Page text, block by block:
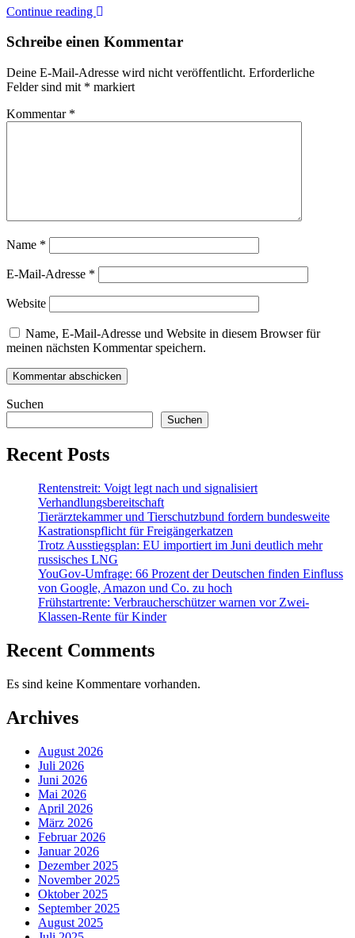
Continue reading
Schreibe einen Kommentar
Deine E-Mail-Adresse wird nicht veröffentlicht. Erforderliche
Felder sind mit * markiert
Kommentar *
Name *
E-Mail-Adresse *
Website
Name, E-Mail-Adresse und Website in diesem Browser für
meinen nächsten Kommentar speichern.
Suchen
Suchen
Recent Posts
Rentenstreit: Voigt legt nach und signalisiert
Verhandlungsbereitschaft
Tierärztekammer und Tierschutzbund fordern bundesweite
Kastrationspflicht für Freigängerkatzen
Trotz Ausstiegsplan: EU importiert im Juni deutlich mehr
russisches LNG
YouGov-Umfrage: 66 Prozent der Deutschen finden Einfluss
von Google, Amazon und Co. zu hoch
Frühstartrente: Verbraucherschützer warnen vor Zwei-
Klassen-Rente für Kinder
Recent Comments
Es sind keine Kommentare vorhanden.
Archives
August 2026
Juli 2026
Juni 2026
Mai 2026
April 2026
März 2026
Februar 2026
Januar 2026
Dezember 2025
November 2025
Oktober 2025
September 2025
August 2025